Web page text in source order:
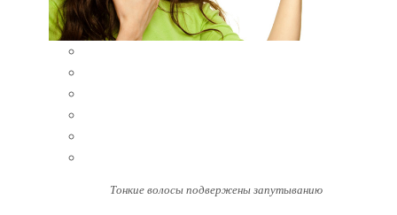
Тонкие волосы подвержены запутыванию